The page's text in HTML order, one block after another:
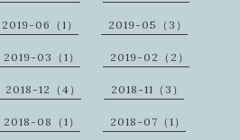
2019-06（1） 2019-05（3）
2019-03（1） 2019-02（2）
2018-12（4） 2018-11（3）
2018-08（1） 2018-07（1）